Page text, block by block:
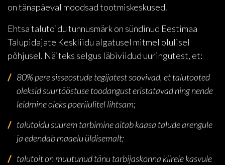
on tänapäeval moodsad tootmiskeskused.
Ehtsa talutoidu tunnusmärk on sündinud Eestimaa
Talupidajate Keskliidu algatusel mitmel olulisel
põhjusel. Näiteks selgus läbiviidud uuringutest, et:
80% pere sisseostude tegijatest soovivad, et talutooted
oleksid suurtööstuse toodangust eristatavad ning nende
leidmine oleks poeriiulitel lihtsam;
talutoidu suurem tarbimine aitab kaasa talude arengule
ja edendab maaelu üldisemalt;
talutoit on muutunud tänu tarbijaskonna kiirele kasvule